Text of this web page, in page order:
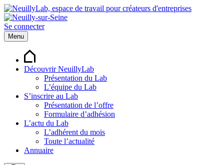
Se connecter
Menu
Découvrir NeuillyLab
Présentation du Lab
L’équipe du Lab
S’inscrire au Lab
Présentation de l’offre
Formulaire d’adhésion
L’actu du Lab
L’adhérent du mois
Toute l’actualité
Annuaire